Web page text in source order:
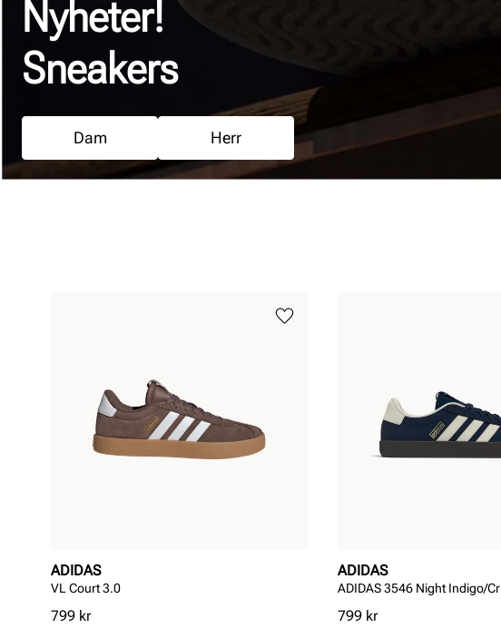
Nyheter!
Sneakers
Dam Herr
ADIDAS
VL Court 3.0
Pris
799 kr
ADIDAS
ADIDAS 3546 Night Indigo/Cr
Pris
799 kr